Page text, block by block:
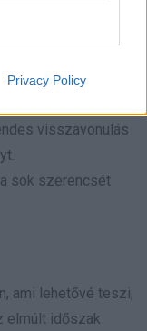
Privacy Policy
ne vállalj túl sokat
a legfontosabb
visszavonulás
sok szerencsét
ami lehetővé teszi,
elmúlt időszak